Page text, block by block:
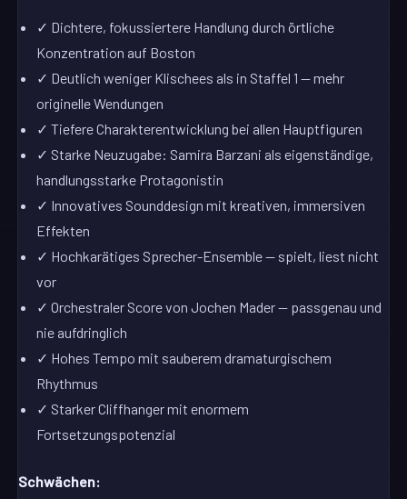
✓ Dichtere, fokussiertere Handlung durch örtliche
Konzentration auf Boston
✓ Deutlich weniger Klischees als in Staffel 1 — mehr
originelle Wendungen
✓ Tiefere Charakterentwicklung bei allen Hauptfiguren
✓ Starke Neuzugabe: Samira Barzani als eigenständige,
handlungsstarke Protagonistin
✓ Innovatives Sounddesign mit kreativen, immersiven
Effekten
✓ Hochkarätiges Sprecher-Ensemble — spielt, liest nicht
vor
✓ Orchestraler Score von Jochen Mader — passgenau und
nie aufdringlich
✓ Hohes Tempo mit sauberem dramaturgischem
Rhythmus
✓ Starker Cliffhanger mit enormem
Fortsetzungspotenzial
Schwächen: